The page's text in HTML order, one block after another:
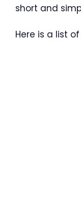
short and
Here is a list